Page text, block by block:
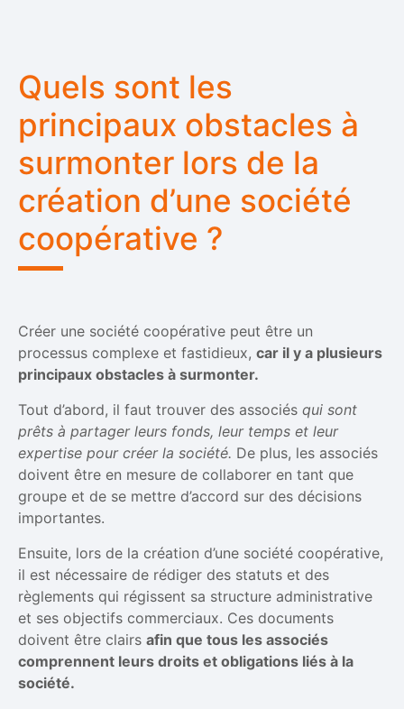
Quels sont les
principaux obstacles à
surmonter lors de la
création d’une société
coopérative ?
Créer une société coopérative peut être un
processus complexe et fastidieux, car il y a plusieurs
principaux obstacles à surmonter.
Tout d’abord, il faut trouver des associés qui sont
prêts à partager leurs fonds, leur temps et leur
expertise pour créer la société. De plus, les associés
doivent être en mesure de collaborer en tant que
groupe et de se mettre d’accord sur des décisions
importantes.
Ensuite, lors de la création d’une société coopérative,
il est nécessaire de rédiger des statuts et des
règlements qui régissent sa structure administrative
et ses objectifs commerciaux. Ces documents
doivent être clairs afin que tous les associés
comprennent leurs droits et obligations liés à la
société.